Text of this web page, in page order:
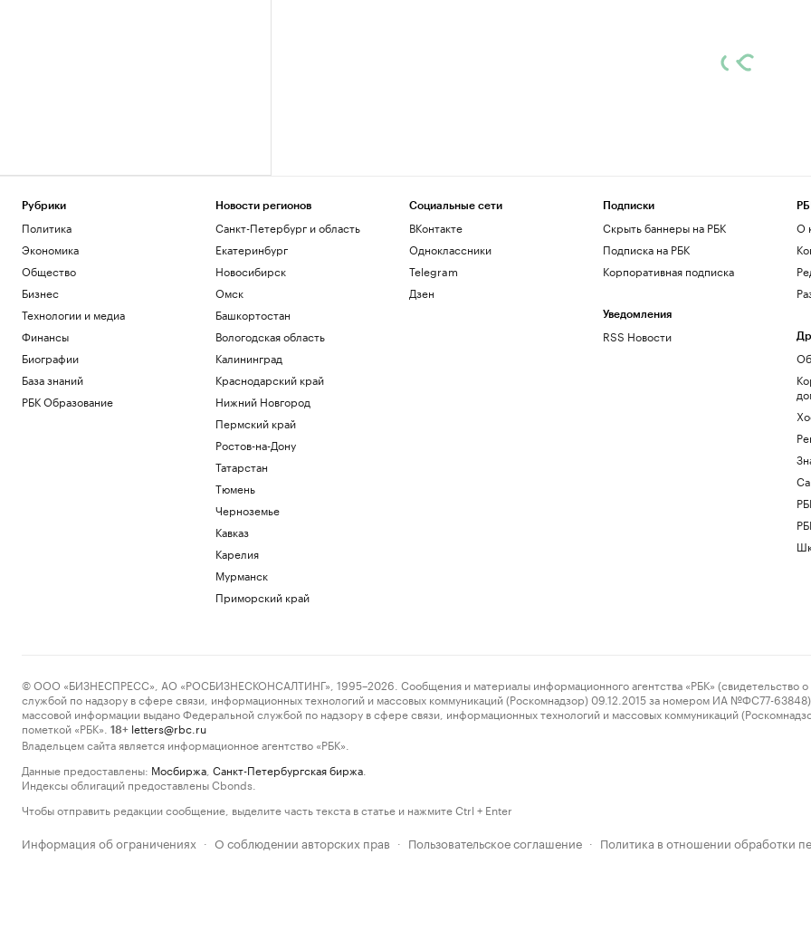
Рубрики
Политика
Экономика
Общество
Бизнес
Технологии и медиа
Финансы
Биографии
База знаний
РБК Образование
Новости регионов
Санкт-Петербург и область
Екатеринбург
Новосибирск
Омск
Башкортостан
Вологодская область
Калининград
Краснодарский край
Нижний Новгород
Пермский край
Ростов-на-Дону
Татарстан
Тюмень
Черноземье
Кавказ
Карелия
Мурманск
Приморский край
Социальные сети
ВКонтакте
Одноклассники
Telegram
Дзен
Подписки
Скрыть баннеры на РБК
Подписка на РБК
Корпоративная подписка
Уведомления
RSS Новости
О
© ООО «БИЗНЕСПРЕСС», АО «РОСБИЗНЕСКОНСАЛТИНГ», 1995–2026. Сообщения и материалы информационного агентства «РБК» (свидетельство о
службой по надзору в сфере связи, информационных технологий и массовых коммуникаций (Роскомнадзор) 09.12.2015 за номером ИА №ФС77-63848)
массовой информации выдано Федеральной службой по надзору в сфере связи, информационных технологий и массовых коммуникаций
пометкой «РБК».
18+ letters@rbc.ru
Владельцем сайта является информационное агентство «РБК».
Данные предоставлены: Мосбиржа Санкт-Петербургская биржа
Индексы облигаций предоставлены Cbonds.
Чтобы отправить редакции сообщение, выделите часть текста в статье и нажмите Ctrl + Enter
Информация об ограничениях · О соблюдении авторских прав · Пользовательское соглашение · Политика в отношении обработки